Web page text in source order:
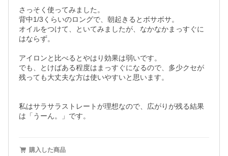
さっそく使ってみました。
背中1/3くらいのロングで、朝起きるとボサボサ。
オイルをつけて、といてみましたが、なかなかまっすぐに
はならず。
アイロンと比べるとやはり効果は弱いです。
でも、とけばある程度はまっすぐになるので、多少クセが
残っても大丈夫な方は使いやすいと思います。
私はサラサラストレートが理想なので、広がりが残る結果
は「うーん。」です。
購入した商品